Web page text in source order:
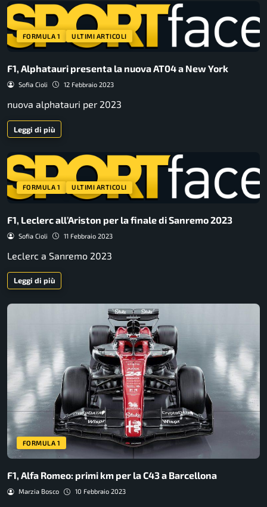
FORMULA 1 ULTIMI ARTICOLI
F1, Alphatauri presenta la nuova AT04 a New York
Sofia Cioli 12 Febbraio 2023
nuova alphatauri per 2023
Leggi di più
FORMULA 1 ULTIMI ARTICOLI
F1, Leclerc all’Ariston per la finale di Sanremo 2023
Sofia Cioli 11 Febbraio 2023
Leclerc a Sanremo 2023
Leggi di più
FORMULA 1
F1, Alfa Romeo: primi km per la C43 a Barcellona
Marzia Bosco 10 Febbraio 2023